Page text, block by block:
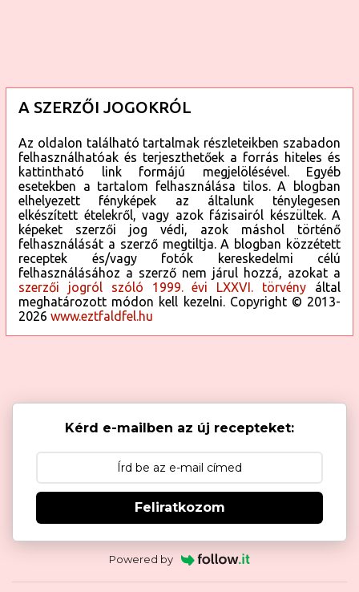
A SZERZŐI JOGOKRÓL
Az oldalon található tartalmak részleteikben szabadon
felhasználhatóak és terjeszthetőek a forrás hiteles és
kattintható link formájú megjelölésével. Egyéb
esetekben a tartalom felhasználása tilos. A blogban
elhelyezett fényképek az általunk ténylegesen
elkészített ételekről, vagy azok fázisairól készültek. A
képeket szerzői jog védi, azok máshol történő
felhasználását a szerző megtiltja. A blogban közzétett
receptek és/vagy fotók kereskedelmi célú
felhasználásához a szerző nem járul hozzá, azokat a
szerzői jogról szóló 1999. évi LXXVI. törvény által
meghatározott módon kell kezelni. Copyright © 2013-
2026 www.eztfaldfel.hu
Kérd e-mailben az új recepteket:
Feliratkozom
Powered by